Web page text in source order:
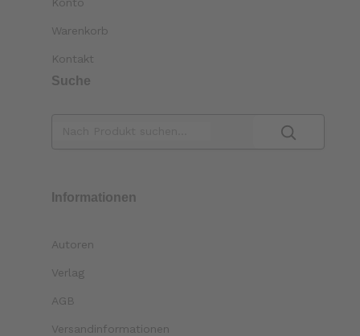
Warenkorb
Kontakt
Suche
Informationen
Autoren
Verlag
AGB
Versandinformationen